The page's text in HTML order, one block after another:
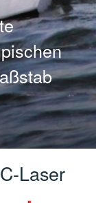
Laser